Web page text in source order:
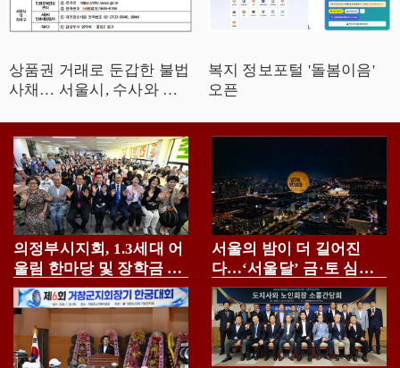
상품권 거래로 둔갑한 불법
사채… 서울시, 수사와 예
복지 정보포털 '돌봄이음'
오픈
의정부시지회, 1.3세대 어
울림 한마당 및 장학금 전
달식 개최
서울의 밤이 더 길어진
다…‘서울달’ 금·토 심야
운영